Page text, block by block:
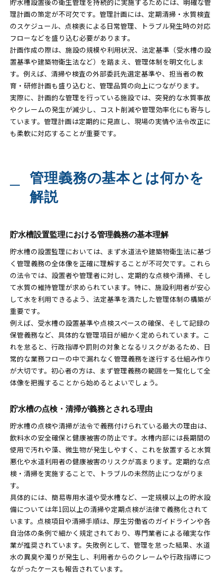
貯水槽設置後の衛生管理を持続的に実施するためには、明確な管
理計画の策定が不可欠です。管理計画には、定期清掃・水質検査
のスケジュール、点検表による日常管理、トラブル発生時の対応
フローなどを盛り込む必要があります。
計画作成の際は、施設の規模や利用状況、法定基準（受水槽の設
置基準や建築物衛生法など）を踏まえ、管理体制を明文化しま
す。例えば、清掃や検査の外部委託先選定基準や、担当者の教
育・研修計画も盛り込むと、管理品質の向上につながります。
実際に、計画的な管理を行っている施設では、突発的な水質事故
やクレームの発生が減少し、コスト削減や管理効率化にも寄与し
ています。管理計画は定期的に見直し、現場の実情や法令改正に
も柔軟に対応することが重要です。
管理義務の基本とは何かを
解説
貯水槽設置監理における管理義務の基本理解
貯水槽の設置監理においては、まず水道法や建築物衛生法に基づ
く管理義務の全体像を正確に理解することが不可欠です。これら
の法令では、設置者や管理者に対し、定期的な点検や清掃、そし
て水質の維持管理が求められています。特に、施設利用者が安心
して水を利用できるよう、法定基準を満たした管理体制の構築が
重要です。
例えば、受水槽の設置基準や点検スペースの確保、そして記録の
保管義務など、具体的な管理項目が細かく定められています。こ
れを怠ると、行政指導や罰則の対象となるリスクがあるため、日
常的な業務フローの中で漏れなく管理義務を遂行する仕組み作り
が大切です。初心者の方は、まず管理義務の範囲を一覧化して全
体像を把握することから始めるとよいでしょう。
貯水槽の点検・清掃が義務とされる理由
貯水槽の点検や清掃が法令で義務付けられている最大の理由は、
飲料水の安全確保と健康被害の防止です。水槽内部には長期間の
使用で汚れや藻、微生物が発生しやすく、これを放置すると水質
悪化や水道利用者の健康被害のリスクが高まります。定期的な点
検・清掃を実施することで、トラブルの未然防止につながりま
す。
具体的には、簡易専用水道や受水槽など、一定規模以上の貯水設
備については年1回以上の清掃や定期点検が法律で義務化されて
います。点検項目や清掃手順は、厚生労働省のガイドラインや各
自治体の条例で細かく規定されており、専門業者による確実な作
業が推奨されています。失敗例として、管理を怠った結果、水道
水の異臭や濁りが発生し、利用者からのクレームや行政指導につ
ながったケースも報告されています。